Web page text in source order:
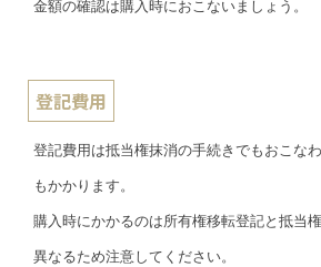
金額の確認は購入時におこないましょう。
登記費用
登記費用は抵当権抹消の手続きでもおこな
もかかります。
購入時にかかるのは所有権移転登記と抵当
異なるため注意してください。